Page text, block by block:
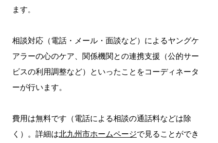
ます。
相談対応（電話・メール・面談など）によるヤングケ
アラーの心のケア、関係機関との連携支援（公的サー
ビスの利用調整など）といったことをコーディネータ
ーが行います。
費用は無料です（電話による相談の通話料などは除
く）。詳細は北九州市ホームページで見ることができ